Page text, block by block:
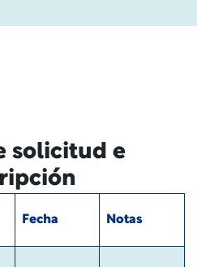
solicitud e
Fecha Notas